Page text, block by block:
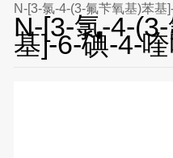
N-[3-氯-4-(3-氟苄氧基)苯基
N-[3-氯-4-
基]-6-碘-4-